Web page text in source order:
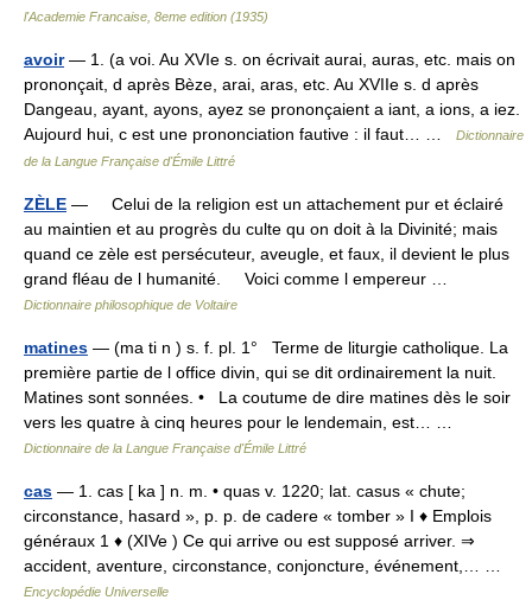
l'Academie Francaise, 8eme edition (1935)
avoir— 1. (a voi. Au XVIe s. on écrivait aurai, auras, etc. mais on
prononçait, d après Bèze, arai, aras, etc. Au XVIIe s. d après
Dangeau, ayant, ayons, ayez se prononçaient a iant, a ions, a iez.
Aujourd hui, c est une prononciation fautive : il faut… …
Dictionnaire
de la Langue Française d'Émile Littré
ZÈLE — Celui de la religion est un attachement pur et éclairé
au maintien et au progrès du culte qu on doit à la Divinité; mais
quand ce zèle est persécuteur, aveugle, et faux, il devient le plus
grand fléau de l humanité. Voici comme l empereur …
Dictionnaire philosophique de Voltaire
matines — (ma ti n ) s. f. pl. 1° Terme de liturgie catholique. La
première partie de l office divin, qui se dit ordinairement la nuit.
Matines sont sonnées. • La coutume de dire matines dès le soir
vers les quatre à cinq heures pour le lendemain, est… …
Dictionnaire de la Langue Française d'Émile Littré
cas — 1. cas [ ka ] n. m. • quas v. 1220; lat. casus « chute;
circonstance, hasard », p. p. de cadere « tomber » I ♦ Emplois
généraux 1 ♦ (XIVe ) Ce qui arrive ou est supposé arriver. ⇒
accident, aventure, circonstance, conjoncture, événement,… …
Encyclopédie Universelle